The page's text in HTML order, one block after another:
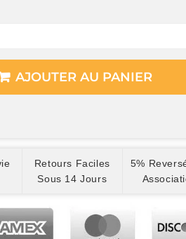
AJOUTER AU PANIER
Retours Faciles
Sous 14 Jours
5%